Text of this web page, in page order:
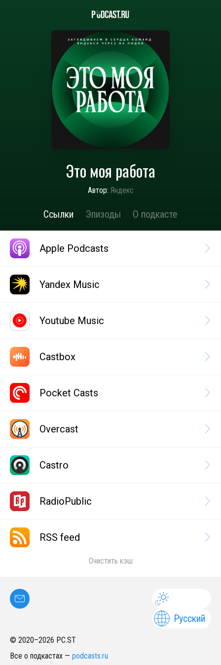
Это моя работа
Автор: Яндекс
Ссылки Эпизоды О подкасте
Apple Podcasts
Yandex Music
Youtube Music
Castbox
Pocket Casts
Overcast
Castro
RadioPublic
RSS feed
Очистить кэш
Русский
© 2020–2026 PC.ST
Все о подкастах — podcasts.ru